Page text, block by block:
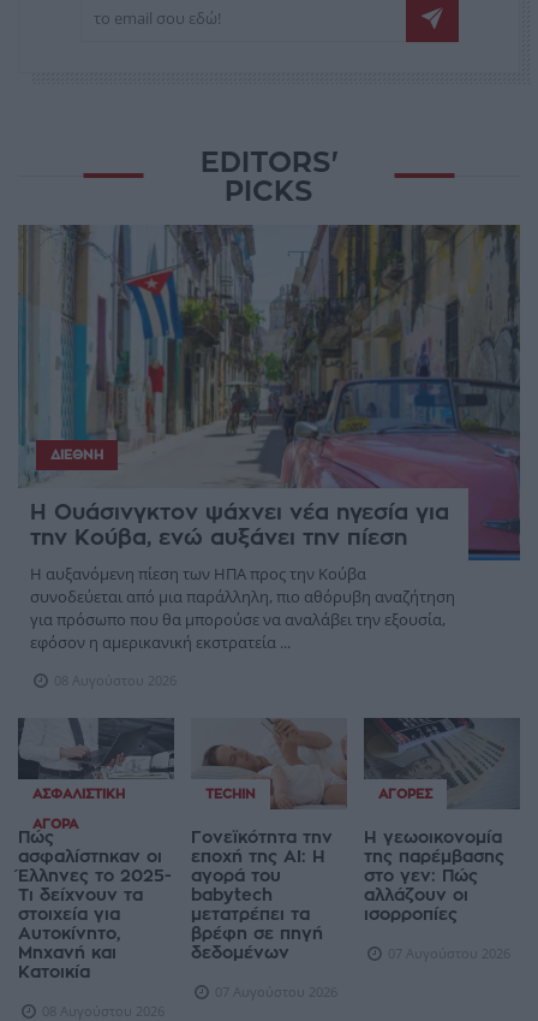
EDITORS'
PICKS
ΔΙΕΘΝΉ
Η Ουάσινγκτον ψάχνει νέα ηγεσία για
την Κούβα, ενώ αυξάνει την πίεση
Η αυξανόμενη πίεση των ΗΠΑ προς την Κούβα
συνοδεύεται από μια παράλληλη, πιο αθόρυβη αναζήτηση
για πρόσωπο που θα μπορούσε να αναλάβει την εξουσία,
εφόσον η αμερικανική εκστρατεία ...
08 Αυγούστου 2026
ΑΣΦΑΛΙΣΤΙΚΉ
ΑΓΟΡΆ
Πώς
ασφαλίστηκαν οι
Έλληνες το 2025-
Τι δείχνουν τα
στοιχεία για
Αυτοκίνητο,
Μηχανή και
Κατοικία
08 Αυγούστου 2026
TECHIN
Γονεϊκότητα την
εποχή της AI: Η
αγορά του
babytech
μετατρέπει τα
βρέφη σε πηγή
δεδομένων
07 Αυγούστου 2026
ΑΓΟΡΈΣ
Η γεωοικονομία
της παρέμβασης
στο γεν: Πώς
αλλάζουν οι
ισορροπίες
07 Αυγούστου 2026